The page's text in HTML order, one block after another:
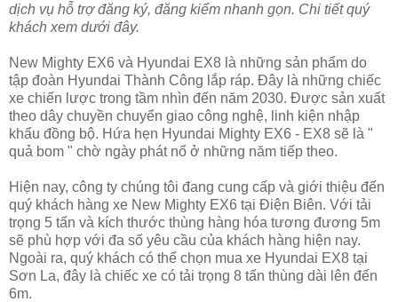
dịch vụ hỗ trợ đăng ký, đăng kiểm nhanh gọn. Chi tiết quý
khách xem dưới đây.
New Mighty EX6 và Hyundai EX8 là những sản phẩm do
tập đoàn Hyundai Thành Công lắp ráp. Đây là những chiếc
xe chiến lược trong tầm nhìn đến năm 2030. Được sản xuất
theo dây chuyền chuyển giao công nghệ, linh kiện nhập
khẩu đồng bộ. Hứa hẹn Hyundai Mighty EX6 - EX8 sẽ là "
quả bom " chờ ngày phát nổ ở những năm tiếp theo.
Hiện nay, công ty chúng tôi đang cung cấp và giới thiệu đến
quý khách hàng xe New Mighty EX6 tại Điện Biên. Với tải
trọng 5 tấn và kích thước thùng hàng hóa tương đương 5m
sẽ phù hợp với đa số yêu cầu của khách hàng hiện nay.
Ngoài ra, quý khách có thể chọn mua xe Hyundai EX8 tại
Sơn La, đây là chiếc xe có tải trọng 8 tấn thùng dài lên đến
6m.